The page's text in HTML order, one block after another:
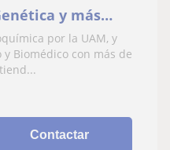
y más
por la UAM, y
Biomédico con más de
Contactar